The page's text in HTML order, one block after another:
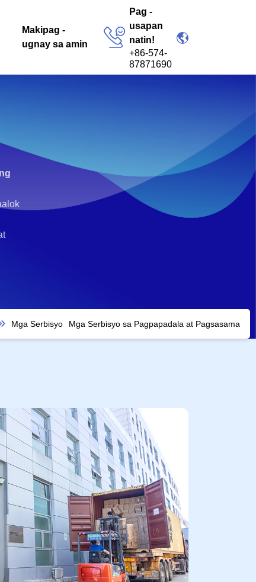
Makipag -
ugnay sa amin
Pag -
usapan
natin!
+86-574-
87871690
Mga Serbisyo Mga Serbisyo sa Pagpapadala at Pagsasama